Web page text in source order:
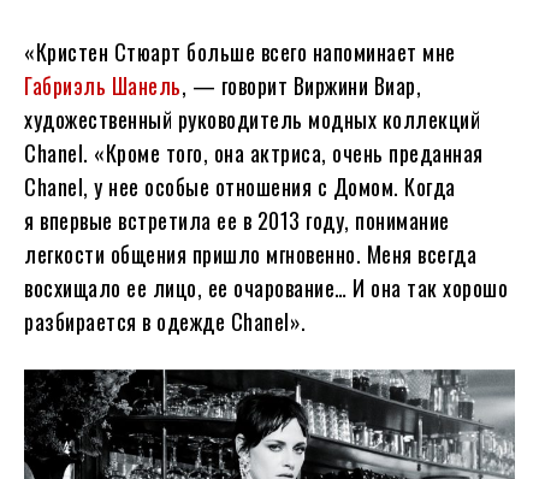
«Кристен Стюарт больше всего напоминает мне
Габриэль Шанель, — говорит Виржини Виар,
художественный руководитель модных коллекций
Chanel. «Кроме того, она актриса, очень преданная
Chanel, у нее особые отношения с Домом. Когда
я впервые встретила ее в 2013 году, понимание
легкости общения пришло мгновенно. Меня всегда
восхищало ее лицо, ее очарование… И она так хорошо
разбирается в одежде Chanel».